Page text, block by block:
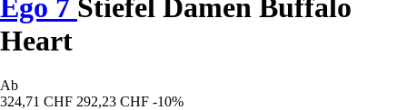
Ego 7 Stiefel Damen Buffalo
Heart
Ab
324,71 CHF 292,23 CHF -10%